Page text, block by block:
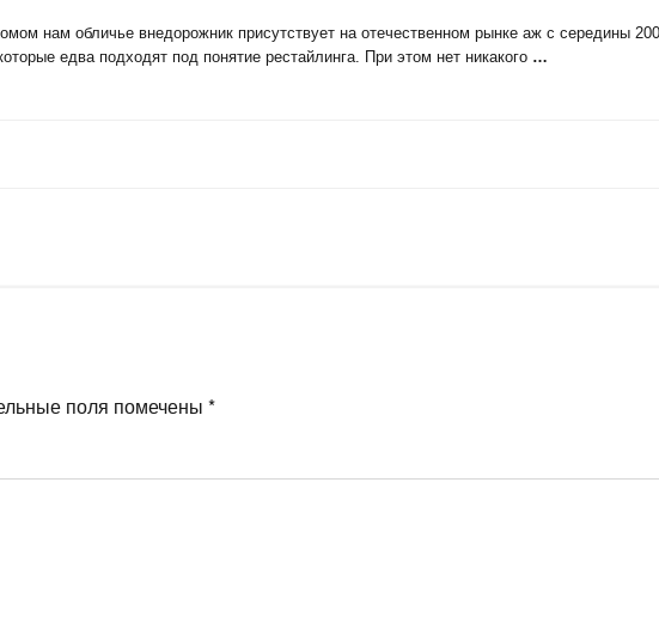
нам обличье внедорожник присутствует на отечественном рынке аж с середины
едва подходят под понятие рестайлинга. При этом нет никакого …
поля помечены *